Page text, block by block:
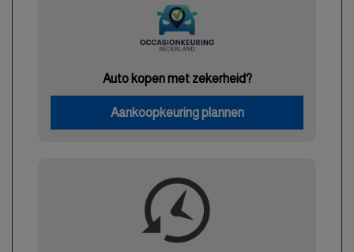
Auto kopen met zekerheid?
Aankoopkeuring plannen